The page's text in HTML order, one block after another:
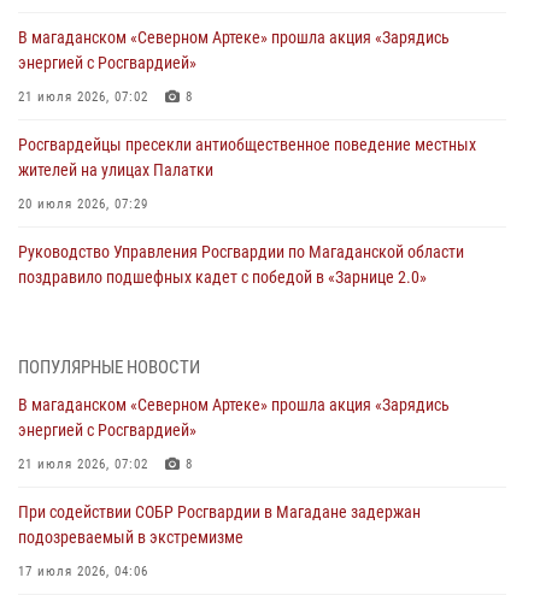
В магаданском «Северном Артеке» прошла акция «Зарядись
энергией с Росгвардией»
21 июля 2026, 07:02 8
Росгвардейцы пресекли антиобщественное поведение местных
жителей на улицах Палатки
20 июля 2026, 07:29
Руководство Управления Росгвардии по Магаданской области
поздравило подшефных кадет с победой в «Зарнице 2.0»
При содействии СОБР Росгвардии в Магадане задержан
17 июля 2026, 04:06
«Каникулы с Росгвардией» продолжаются на Колыме
Начальник Главного штаба – первый заместитель директора
Росгвардии Герой России генерал-полковник Сергей Бойко
ПОПУЛЯРНЫЕ НОВОСТИ
В магаданском «Северном Артеке» прошла акция «Зарядись
энергией с Росгвардией»
21 июля 2026, 07:02 8
При содействии СОБР Росгвардии в Магадане задержан
подозреваемый в экстремизме
17 июля 2026, 04:06